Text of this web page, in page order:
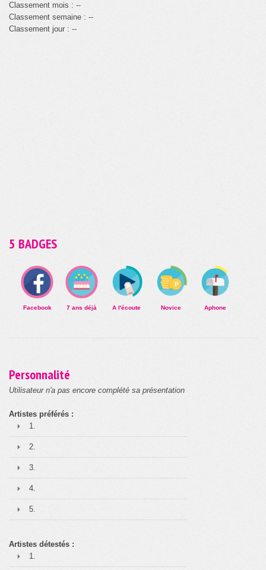
Classement mois : --
Classement semaine : --
Classement jour : --
5 BADGES
Facebook 7 ans déjà A l'écoute Novice Aphone
Personnalité
Utilisateur n'a pas encore complété sa présentation
Artistes préférés :
1.
2.
3.
4.
5.
Artistes détestés :
1.